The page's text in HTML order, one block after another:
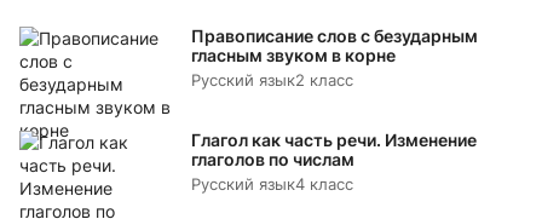
Правописание слов с безударным
гласным звуком в корне
Русский язык2 класс
Глагол как часть речи. Изменение
глаголов по числам
Русский язык4 класс